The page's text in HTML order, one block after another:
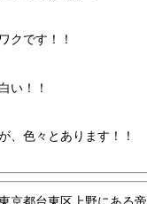
クです！！
い！！
、 色々 とあります！！